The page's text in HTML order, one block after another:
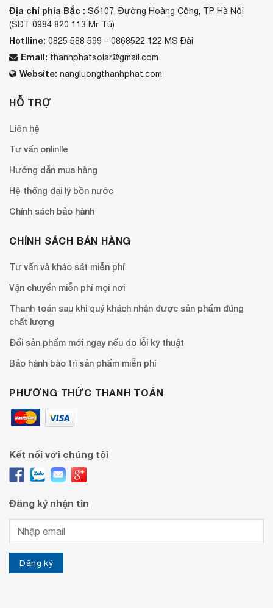
Địa chỉ phía Bắc : Số107, Đường Hoàng Công, TP Hà Nội
(SĐT 0984 820 113 Mr Tú)
Hotlline: 0825 588 599 – 0868522 122 MS Đài
Email: thanhphatsolar@gmail.com
Website: nangluongthanhphat.com
HỖ TRỢ
Liên hệ
Tư vấn onlinlle
Hướng dẫn mua hàng
Hệ thống đại lý bồn nước
Chính sách bảo hành
CHÍNH SÁCH BÁN HÀNG
Tư vấn và khảo sát miễn phí
Vận chuyển miễn phí mọi nơi
Thanh toán sau khi quý khách nhận được sản phẩm đúng
chất lượng
Đổi sản phẩm mới ngay nếu do lỗi kỹ thuật
Bảo hành bào trì sản phẩm miễn phí
PHƯƠNG THỨC THANH TOÁN
Kết nối với chúng tôi
Đăng ký nhận tin